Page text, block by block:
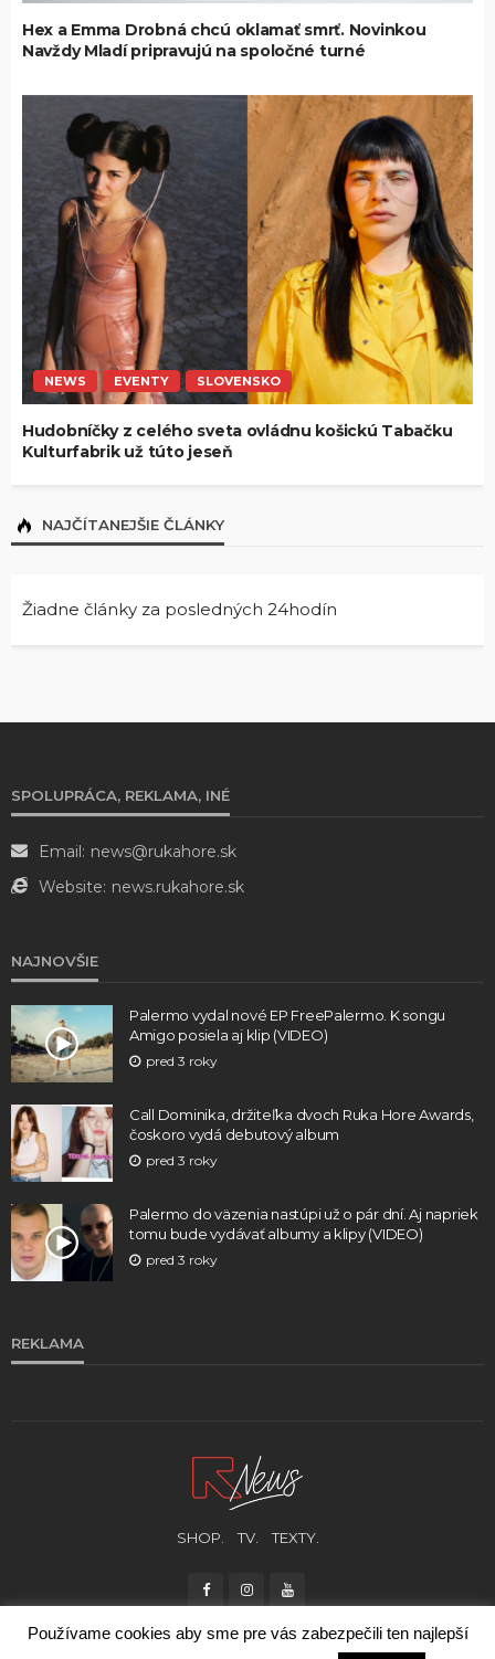
Hex a Emma Drobná chcú oklamať smrť. Novinkou
Navždy Mladí pripravujú na spoločné turné
NEWS EVENTY SLOVENSKO
Hudobníčky z celého sveta ovládnu košickú Tabačku
Kulturfabrik už túto jeseň
NAJČÍTANEJŠIE ČLÁNKY
Žiadne články za posledných 24hodín
SPOLUPRÁCA, REKLAMA, INÉ
Email: news@rukahore.sk
Website: news.rukahore.sk
NAJNOVŠIE
Palermo vydal nové EP FreePalermo. K songu
Amigo posiela aj klip (VIDEO)
pred 3 roky
Call Dominika, držiteľka dvoch Ruka Hore Awards,
čoskoro vydá debutový album
pred 3 roky
Palermo do väzenia nastúpi už o pár dní. Aj napriek
tomu bude vydávať albumy a klipy (VIDEO)
pred 3 roky
REKLAMA
SHOP. TV. TEXTY.
Používame cookies aby sme pre vás zabezpečili ten najlepší